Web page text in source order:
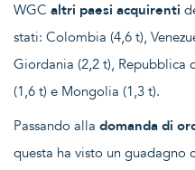
WGC altri paesi acquirenti
stati: Colombia (4,6 t),
Giordania (2,2 t), Repubblica
(1,6 t) e Mongolia (1,3 t).
Passando alla domanda di
questa ha visto un guadagno